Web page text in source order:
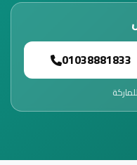
01038881833